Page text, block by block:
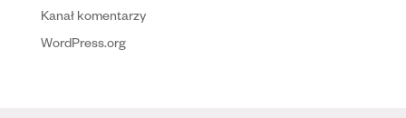
Kanał komentarzy
WordPress.org